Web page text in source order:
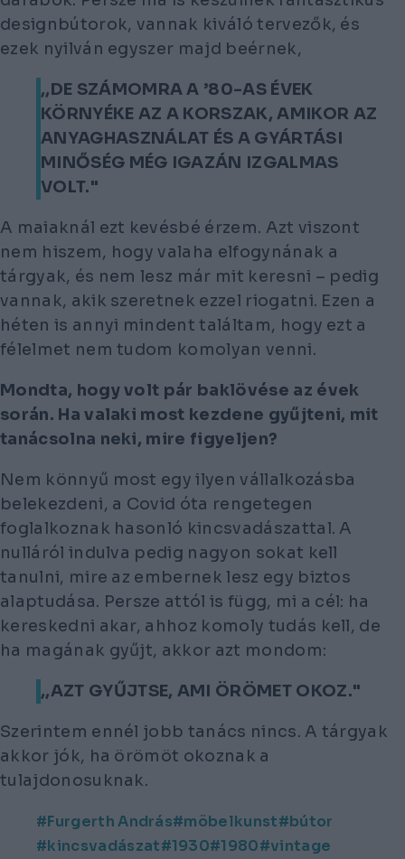
designbútorok, vannak kiváló tervezők, és
ezek nyilván egyszer majd beérnek,
,,DE SZÁMOMRA A ’80-AS ÉVEK
KÖRNYÉKE AZ A KORSZAK, AMIKOR AZ
ANYAGHASZNÁLAT ÉS A GYÁRTÁSI
MINŐSÉG MÉG IGAZÁN IZGALMAS
VOLT."
A maiaknál ezt kevésbé érzem. Azt viszont
nem hiszem, hogy valaha elfogynának a
tárgyak, és nem lesz már mit keresni – pedig
vannak, akik szeretnek ezzel riogatni. Ezen a
héten is annyi mindent találtam, hogy ezt a
félelmet nem tudom komolyan venni.
Mondta, hogy volt pár baklövése az évek
során. Ha valaki most kezdene gyűjteni, mit
tanácsolna neki, mire figyeljen?
Nem könnyű most egy ilyen vállalkozásba
belekezdeni, a Covid óta rengetegen
foglalkoznak hasonló kincsvadászattal. A
nulláról indulva pedig nagyon sokat kell
tanulni, mire az embernek lesz egy biztos
alaptudása. Persze attól is függ, mi a cél: ha
kereskedni akar, ahhoz komoly tudás kell, de
ha magának gyűjt, akkor azt mondom:
,,AZT GYŰJTSE, AMI ÖRÖMET OKOZ."
Szerintem ennél jobb tanács nincs. A tárgyak
akkor jók, ha örömöt okoznak a
tulajdonosuknak.
Furgerth András möbelkunst
bútor
kincsvadászat
1930 1980
vintage